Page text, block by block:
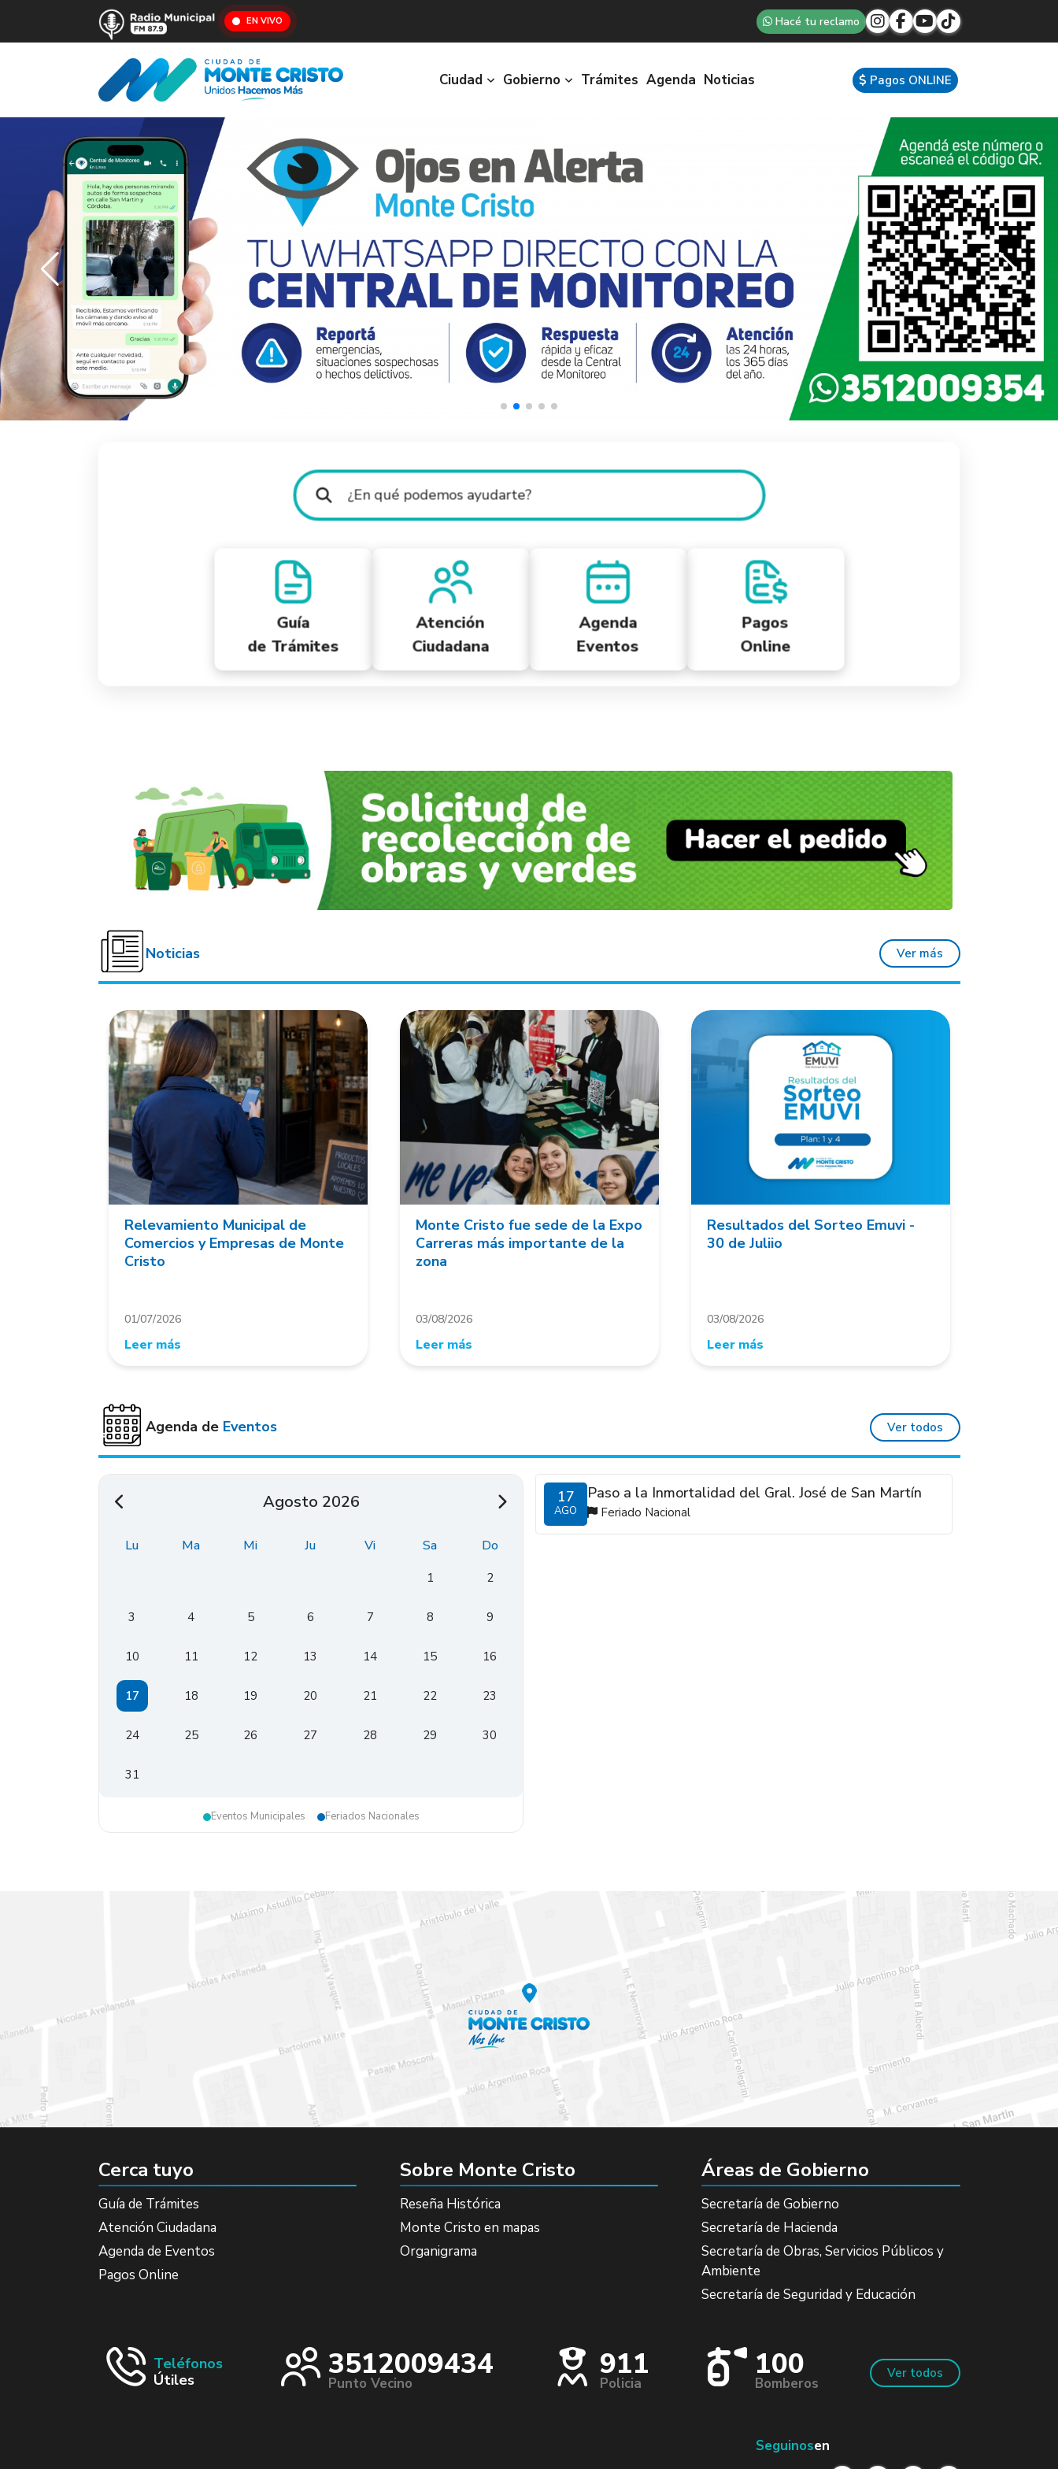
EN VIVO Hacé tu reclamo
Ciudad Gobierno Trámites Agenda Noticias Pagos ONLINE
Guía
de Trámites
Atención
Ciudadana
Agenda
Eventos
Pagos
Online
Noticias Ver más
Relevamiento Municipal de
Comercios y Empresas de Monte
Cristo
01/07/2026
Leer más
Monte Cristo fue sede de la Expo
Carreras más importante de la
zona
03/08/2026
Leer más
Resultados del Sorteo Emuvi -
30 de Juliio
03/08/2026
Leer más
Agenda de Eventos Ver todos
Cerca tuyo
Guía de Trámites
Atención Ciudadana
Agenda de Eventos
Pagos Online
Sobre Monte Cristo
Reseña Histórica
Monte Cristo en mapas
Organigrama
Áreas de Gobierno
Secretaría de Gobierno
Secretaría de Hacienda
Secretaría de Obras, Servicios Públicos y
Ambiente
Secretaría de Seguridad y Educación
Teléfonos
Útiles
3512009434
Punto Vecino
911
Policia
100
Bomberos
Ver todos
Seguinosen